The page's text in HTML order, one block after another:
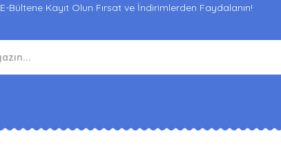
E-Bültene Kayıt Olun Fırsat ve İndirimlerden Faydalanın!